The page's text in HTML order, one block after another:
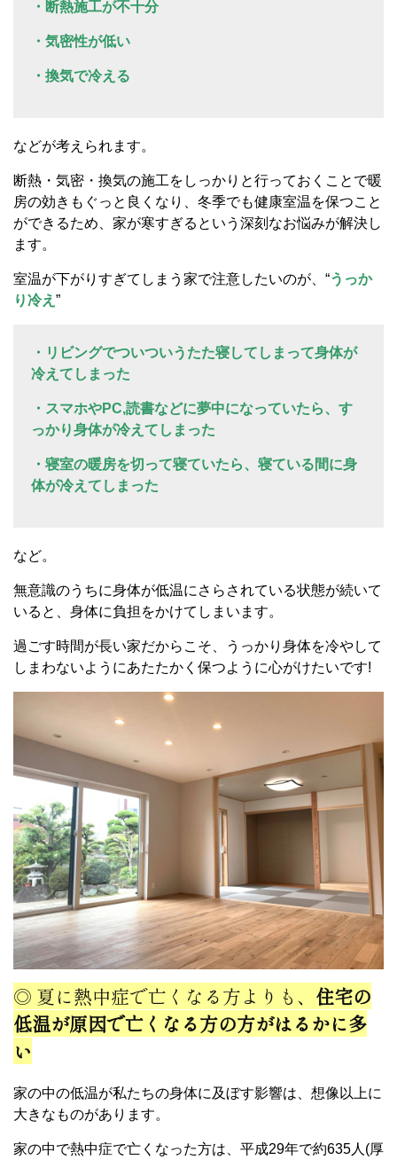
・断熱施工が不十分
・気密性が低い
・換気で冷える
などが考えられます。
断熱・気密・換気の施工をしっかりと行っておくことで暖
房の効きもぐっと良くなり、冬季でも健康室温を保つこと
ができるため、家が寒すぎるという深刻なお悩みが解決し
ます。
室温が下がりすぎてしまう家で注意したいのが、“うっか
り冷え ”
・リビングでついついうたた寝してしまって身体が
冷えてしまった
・スマホやPC,読書などに夢中になっていたら、す
っかり身体が冷えてしまった
・寝室の暖房を切って寝ていたら、寝ている間に身
体が冷えてしまった
など。
無意識のうちに身体が低温にさらされている状態が続いて
いると、身体に負担をかけてしまいます。
過ごす時間が長い家だからこそ、うっかり身体を冷やして
しまわないようにあたたかく保つように心がけたいです!
◎ 夏に熱中症で亡くなる方よりも、 住宅の
低温が原因で亡くなる方の方がはるかに多
い
家の中の低温が私たちの身体に及ぼす影響は、想像以上に
大きなものがあります。
家の中で熱中症で亡くなった方は、平成29年で約635人(厚